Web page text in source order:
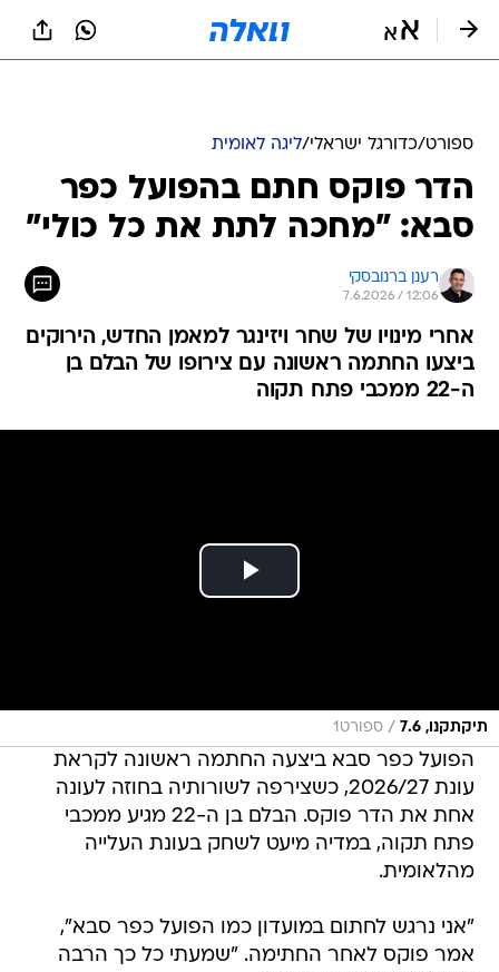
ספורט/כדורגל ישראלי/ליגה לאומית
הדר פוקס חתם בהפועל כפר
סבא: "מחכה לתת את כל כולי"
רענן ברנובסקי
7.6.2026 / 12:06
אחרי מינויו של שחר ויזינגר למאמן החדש, הירוקים
ביצעו החתמה ראשונה עם צירופו של הבלם בן
ה-22 ממכבי פתח תקוה
תיקתקנו, 7.6 / ספורט1
הפועל כפר סבא ביצעה החתמה ראשונה לקראת
עונת 2026/27, כשצירפה לשורותיה בחוזה לעונה
אחת את הדר פוקס. הבלם בן ה-22 מגיע ממכבי
פתח תקוה, במדיה מיעט לשחק בעונת העלייה
מהלאומית.
"אני נרגש לחתום במועדון כמו הפועל כפר סבא",
אמר פוקס לאחר החתימה. "שמעתי כל כך הרבה